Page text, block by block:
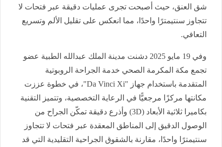
شق العنق، حيث أصبحت تجرى عمليات دقيقة عبر فتحات لا
تتجاوز سنتيمترًا واحدًا، مما انعكس على تقليل الألم وتسريع
التعافي.
وفي 19 مايو 2025 دشنت مدينة الملك عبدالله الطبية عضو
تجمع مكة المكرمة الصحي خدمة الجراحة الروبوتية
المتقدمة باستخدام جهاز "Da Vinci Xi"، في خطوة عززت
مكانتها مركزًا مرجعيًّا في الرعاية التخصصية، وتتميز التقنية
بكاميرا ثلاثية الأبعاد (3D) وأذرع دقيقة تمكّن الجراح من
الوصول الدقيق إلى المناطق المعقدة عبر فتحات لا تتجاوز
سنتيمترًا واحدًا، مقارنة بالشقوق الجراحية التقليدية التي قد